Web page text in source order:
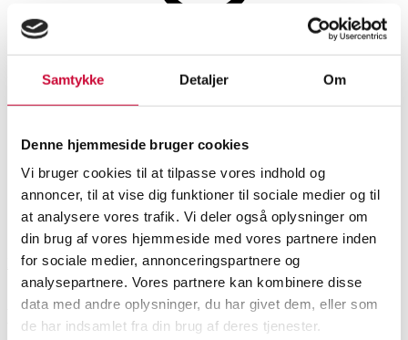
Samtykke Detaljer Om
Denne hjemmeside bruger cookies
Vi bruger cookies til at tilpasse vores indhold og
annoncer, til at vise dig funktioner til sociale medier og til
at analysere vores trafik. Vi deler også oplysninger om
din brug af vores hjemmeside med vores partnere inden
for sociale medier, annonceringspartnere og
analysepartnere. Vores partnere kan kombinere disse
data med andre oplysninger, du har givet dem, eller som
de har indsamlet fra din brug af deres tjenester.
Modern pictorial arts
Unknown artist. 20th century.
canvas.
SHOWROOM
Roskilde
ESTIMATE
DKK 1,300
ITEM NUMBER
6549907
Description